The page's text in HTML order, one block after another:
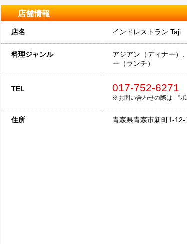
店舗情報
店名 インドレストラン Taji
料理ジャンル
アジアン（ディナー）
ー（ランチ）
TEL 017-752-6271
※お問い合わせの際は「"ポ
住所 青森県青森市新町1-